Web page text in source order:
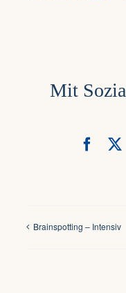
Mit
X
Brainspotting – Intensiv